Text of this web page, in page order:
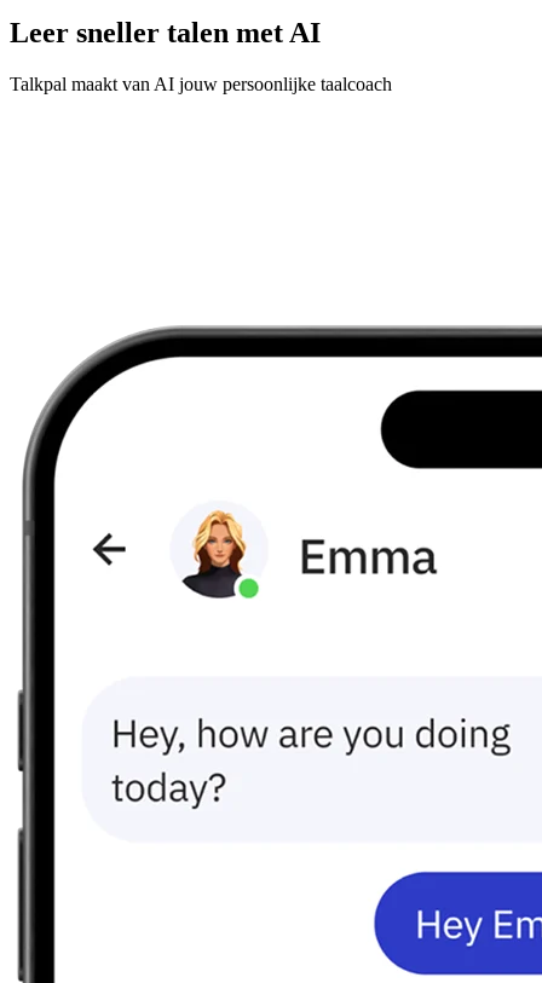
Leer sneller talen met AI
Talkpal maakt van AI jouw persoonlijke taalcoach